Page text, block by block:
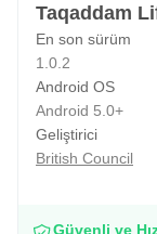
Taqaddam
En son sürüm
1.0.2
Android OS
Android 5.0+
Geliştirici
British Council
Güvenli ve